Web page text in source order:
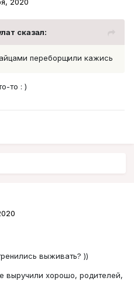
2020
сказал:
переборщили кажись
то : )
выживать? ))
выручили хорошо, родителей,